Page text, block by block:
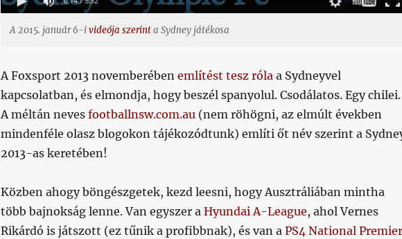
A 2015. január 6-ivideója szerinta Sydney játékosa
A Foxsport 2013 novemberében említést tesz róla a Sydneyvel
kapcsolatban, és elmondja, hogy beszél spanyolul. Csodálatos. Egy chilei.
A méltán neves footballnsw.com.au (nem röhögni, az elmúlt években
mindenféle olasz blogokon tájékozódtunk) említi őt név szerint a
2013-as keretében!
Közben ahogy böngészgetek, kezd leesni, hogy Ausztráliában mintha
több bajnokság lenne. Van egyszer a Hyundai A-League, ahol Vernes
Rikárdó is játszott (ez tűnik a profibbnak), és van a PS4 National Premier